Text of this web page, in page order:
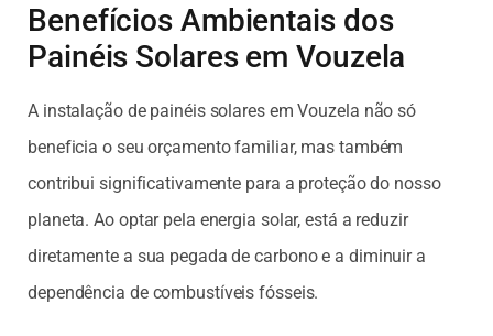
Benefícios Ambientais dos
Painéis Solares em Vouzela
A instalação de painéis solares em Vouzela não só
beneficia o seu orçamento familiar, mas também
contribui significativamente para a proteção do nosso
planeta. Ao optar pela energia solar, está a reduzir
diretamente a sua pegada de carbono e a diminuir a
dependência de combustíveis fósseis.